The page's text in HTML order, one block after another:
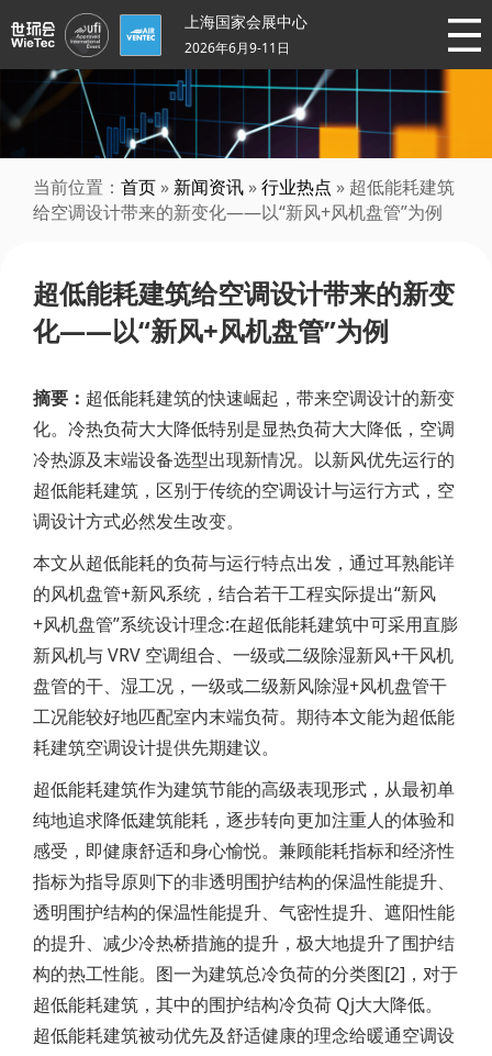
上海国家会展中心
2026年6月9-11日
当前位置： 首页 » 新闻资讯 »行业热点 » 超低能耗建筑
给空调设计带来的新变化——以“新风+风机盘管”为例
超低能耗建筑给空调设计带来的新变
化——以“新风+风机盘管”为例
摘要： 超低能耗建筑的快速崛起，带来空调设计的新变
化。冷热负荷大大降低特别是显热负荷大大降低，空调
冷热源及末端设备选型出现新情况。以新风优先运行的
超低能耗建筑，区别于传统的空调设计与运行方式，空
调设计方式必然发生改变。
本文从超低能耗的负荷与运行特点出发，通过耳熟能详
的风机盘管+新风系统，结合若干工程实际提出“新风
+风机盘管”系统设计理念:在超低能耗建筑中可采用直膨
新风机与 VRV 空调组合、一级或二级除湿新风+干风机
盘管的干、湿工况，一级或二级新风除湿+风机盘管干
工况能较好地匹配室内末端负荷。期待本文能为超低能
耗建筑空调设计提供先期建议。
超低能耗建筑作为建筑节能的高级表现形式，从最初单
纯地追求降低建筑能耗，逐步转向更加注重人的体验和
感受，即健康舒适和身心愉悦。兼顾能耗指标和经济性
指标为指导原则下的非透明围护结构的保温性能提升、
透明围护结构的保温性能提升、气密性提升、遮阳性能
的提升、减少冷热桥措施的提升，极大地提升了围护结
构的热工性能。图一为建筑总冷负荷的分类图[2]，对于
超低能耗建筑，其中的围护结构冷负荷 Qj大大降低。
超低能耗建筑被动优先及舒适健康的理念给暖通空调设